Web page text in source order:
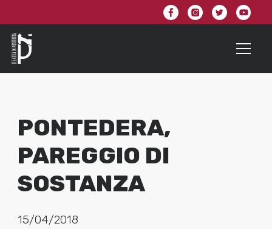
PONTEDERA,
PAREGGIO DI
SOSTANZA
15/04/2018